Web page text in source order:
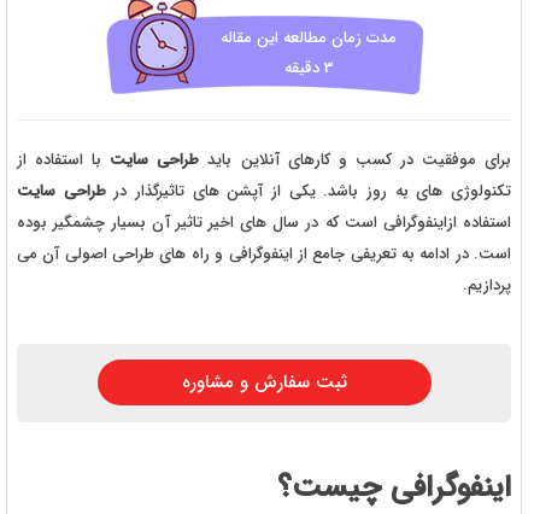
مدت زمان مطالعه این مقاله
3 دقیقه
برای موفقیت در کسب و کارهای آنلاین باید طراحی سایت با استفاده از
تکنولوژی های به روز باشد. یکی از آپشن های تاثیرگذار درطراحی سایت
استفاده ازاینفوگرافی است که در سال های اخیر تاثیر آن بسیار چشمگیر بوده
است. در ادامه به تعریفی جامع از اینفوگرافی و راه های طراحی اصولی آن می
پردازیم.
ثبت سفارش و مشاوره
اینفوگرافی چیست؟